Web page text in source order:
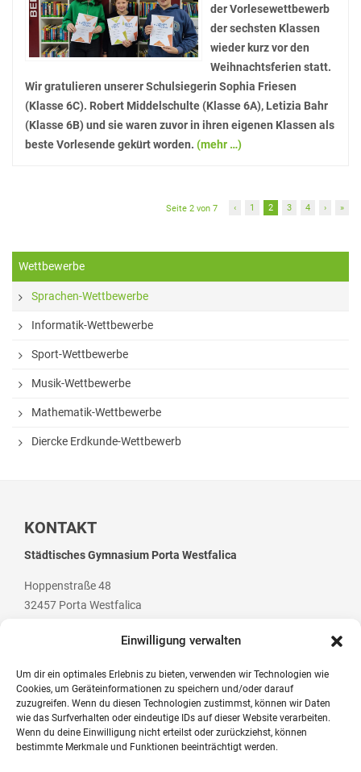
Einwilligung verwalten
Um dir ein optimales Erlebnis zu bieten, verwenden wir Technologien wie
Cookies, um Geräteinformationen zu speichern und/oder darauf
zuzugreifen. Wenn du diesen Technologien zustimmst, können wir Daten
wie das Surfverhalten oder eindeutige IDs auf dieser Website verarbeiten.
Wenn du deine Einwilligung nicht erteilst oder zurückziehst, können
bestimmte Merkmale und Funktionen beeinträchtigt werden.
Methodentraining
Wettbewerbe
Informatik
Sport
Veranstaltungen
Bildungsabende
Konzerte
Tag der offenen Tür
Schulfest
White Horse Theatre
Musik
Sport
Theater
Umwelt
Spanisch-AG
Projekte
der Vorlesewettbewerb
der sechsten Klassen
wieder kurz vor den
Weihnachtsferien statt.
Wir gratulieren unserer Schulsiegerin Sophia Friesen
(Klasse 6C). Robert Middelschulte (Klasse 6A), Letizia Bahr
(Klasse 6B) und sie waren zuvor in ihren eigenen Klassen als
beste Vorlesende gekürt worden. (mehr …)
Seite 2 von 7 ‹ 1 2 3 4 › »
Wettbewerbe
Sprachen-Wettbewerbe
Informatik-Wettbewerbe
Sport-Wettbewerbe
Musik-Wettbewerbe
Mathematik-Wettbewerbe
Diercke Erdkunde-Wettbewerb
KONTAKT
Städtisches Gymnasium Porta Westfalica
Hoppenstraße 48
32457 Porta Westfalica
Telefon: +49 (0) 5 71 / 79 84 70
Telefax: +49 (0) 5 71 / 7 07 94
E-Mail: post@gym-pw.de